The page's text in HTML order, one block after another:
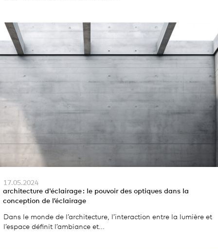
17.05.2024
architecture d'éclairage : le pouvoir des optiques dans la
conception de l’éclairage
Dans le monde de l’architecture, l’interaction entre la lumière et
l’espace définit l’ambiance et...